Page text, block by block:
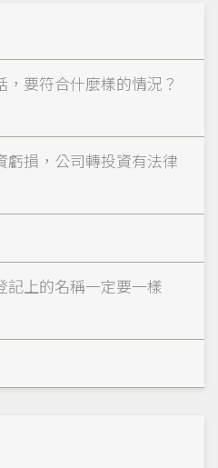
要符合什麼樣的情況？
虧損，公司轉投資有法律
記上的名稱一定要一樣